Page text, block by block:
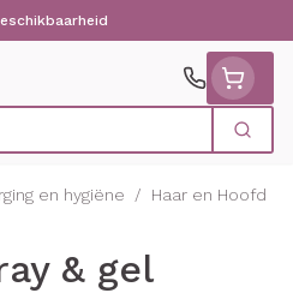
Zoek
en hygiëne / Haar en Hoofd
& gel